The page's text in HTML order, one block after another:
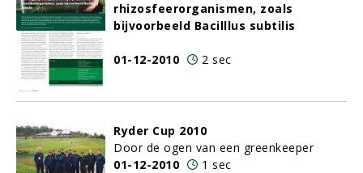
rhizosfeerorganismen, zoals
bijvoorbeeld Bacilllus subtilis
01-12-2010 2 sec
Ryder Cup 2010
Door de ogen van een greenkeeper
01-12-2010
1 sec